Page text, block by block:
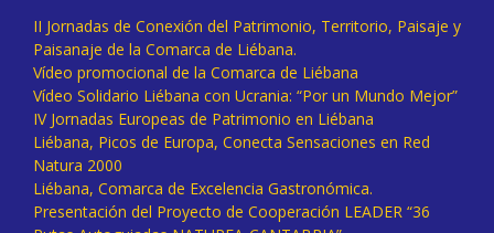
II Jornadas de Conexión del Patrimonio, Territorio, Paisaje y
Paisanaje de la Comarca de Liébana.
Vídeo promocional de la Comarca de Liébana
Vídeo Solidario Liébana con Ucrania: “Por un Mundo Mejor”
IV Jornadas Europeas de Patrimonio en Liébana
Liébana, Picos de Europa, Conecta Sensaciones en Red
Natura 2000
Liébana, Comarca de Excelencia Gastronómica.
Presentación del Proyecto de Cooperación LEADER “36